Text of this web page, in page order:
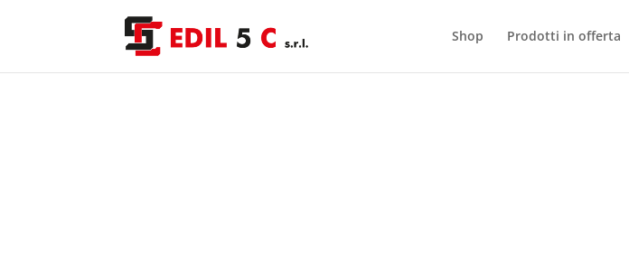
Shop Prodotti in offerta